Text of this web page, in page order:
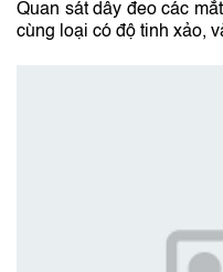
Quan sát dây đeo các
cùng loại có độ tinh xảo,